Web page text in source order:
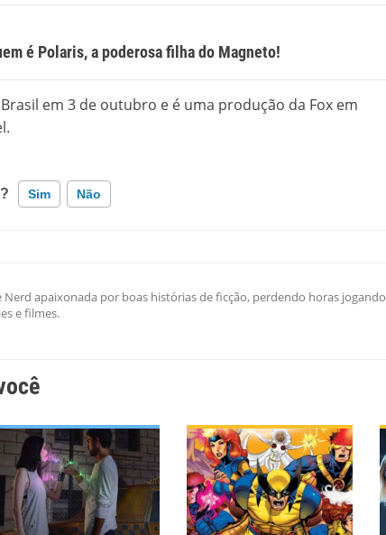
é Polaris, a poderosa filha do Magneto!
em 3 de outubro e é uma produção da Fox em
Sim Não
informação incorreta
a informação que procuro
Nerd apaixonada por boas histórias de ficção, perdendo horas jogando
e filmes.